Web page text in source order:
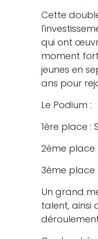
Cette
qui ont
moment
jeunes en
ans pour
Le Podium :
1ère place :
2ème place
3ème place
Un grand
talent, ainsi